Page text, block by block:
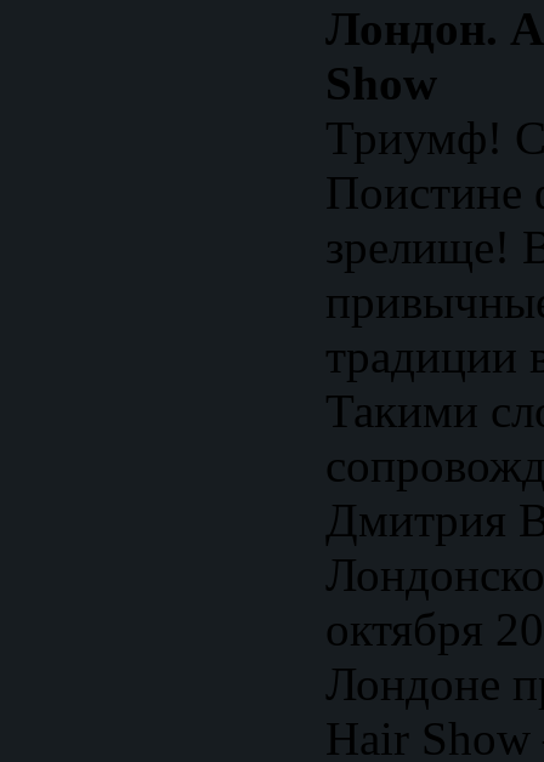
Лондон.
Show
Триумф!
Поистине
зрелище!
традиции
Такими
Дмитрия
октября
Лондоне
Hair Show